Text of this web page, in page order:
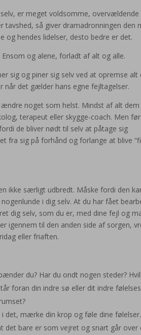
er meget voldsomme, overvældende
så giver dramadronningen den
og hendes lidelser, desto bedre er det.
og alene, forladt af alt og alle.
sig og piner sig selv ved at opremse alt
det gælder hans egne fejltagelser.
noget som helst. Mindst af alt dem
terapeut eller skygge-coach. Men
de bliver nødt til selv at påtage sig
fra sig på forhånd og forlange at blive
ikke særligt udbredt. Måske fordi den
i dig selv. At du har fået
dig selv, som du er, med dine fejl og
igennem til den anden side af sorgen,
eller friaften.
du? Har du ondt nogen steder?
foran din indre sø eller dit indre
det, mærke din krop og føle dine
det bare er som vejret og snart går over